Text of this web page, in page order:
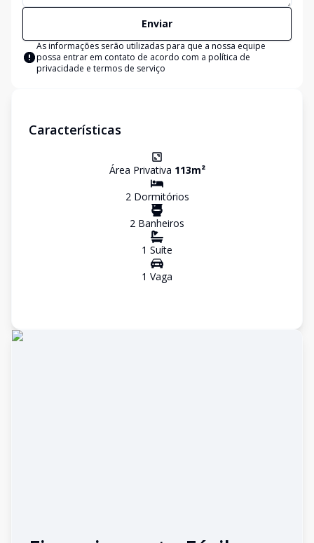
Enviar
As informações serão utilizadas para que a nossa equipe
possa entrar em contato de acordo com a política de
privacidade e termos de serviço
Características
Área Privativa 113m²
2Dormitórios
2 Banheiros
1 Suíte
1 Vaga